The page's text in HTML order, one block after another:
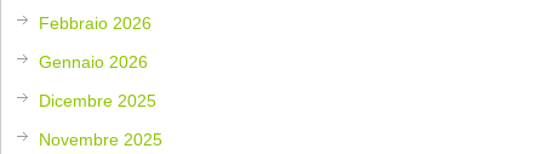
Febbraio 2026
Gennaio 2026
Dicembre 2025
Novembre 2025